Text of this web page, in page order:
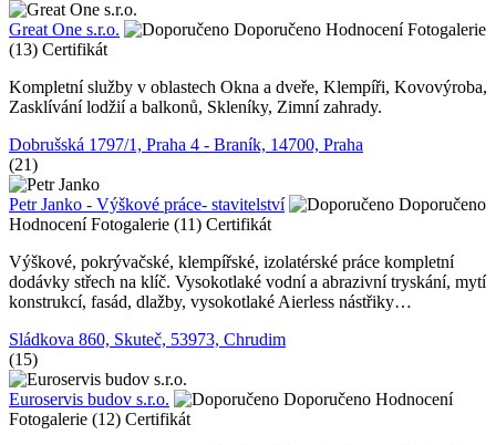
Great One s.r.o. Doporučeno Hodnocení Fotogalerie
(13) Certifikát
Kompletní služby v oblastech Okna a dveře, Klempíři, Kovovýroba,
Zasklívání lodžií a balkonů, Skleníky, Zimní zahrady.
Dobrušská 1797/1, Praha 4 - Braník, 14700, Praha
(21)
Petr Janko - Výškové práce- stavitelství
Doporučeno
Hodnocení Fotogalerie (11) Certifikát
Výškové, pokrývačské, klempířské, izolatérské práce kompletní
dodávky střech na klíč. Vysokotlaké vodní a abrazivní tryskání, mytí
konstrukcí, fasád, dlažby, vysokotlaké Aierless nástřiky…
Sládkova 860, Skuteč, 53973, Chrudim
(15)
Euroservis budov s.r.o. Doporučeno Hodnocení
Fotogalerie (12) Certifikát